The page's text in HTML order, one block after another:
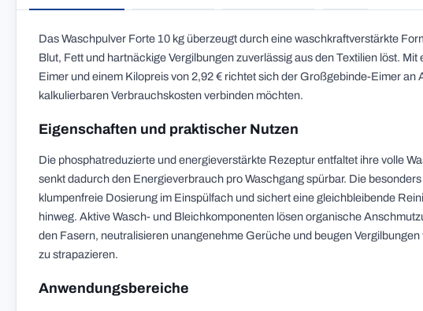
Das Waschpulver Forte 10 kg überzeugt durch eine waschkraftverstärkte
Blut, Fett und hartnäckige Vergilbungen zuverlässig aus den Textilien löst.
Eimer und einem Kilopreis von 2,92 € richtet sich der Großgebinde-Eimer an
kalkulierbaren Verbrauchskosten verbinden möchten.
Eigenschaften und praktischer Nutzen
Die phosphatreduzierte und energieverstärkte Rezeptur entfaltet ihre volle
senkt dadurch den Energieverbrauch pro Waschgang spürbar. Die
klumpenfreie Dosierung im Einspülfach und sichert eine gleichbleibende
hinweg. Aktive Wasch- und Bleichkomponenten lösen organische
den Fasern, neutralisieren unangenehme Gerüche und beugen
zu strapazieren.
Anwendungsbereiche